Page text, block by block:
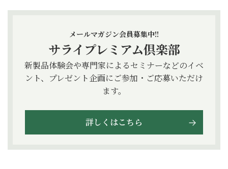
メールマガジン会員募集中!!
サライプレミアム倶楽部
新製品体験会や専門家によるセミナーなどのイベ
ント、プレゼント企画にご参加・ご応募いただけ
ます。
詳しくはこちら